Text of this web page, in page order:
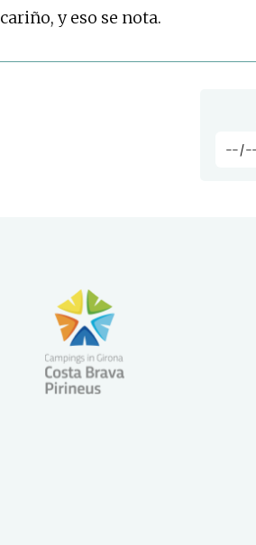
cariño, y eso se nota.